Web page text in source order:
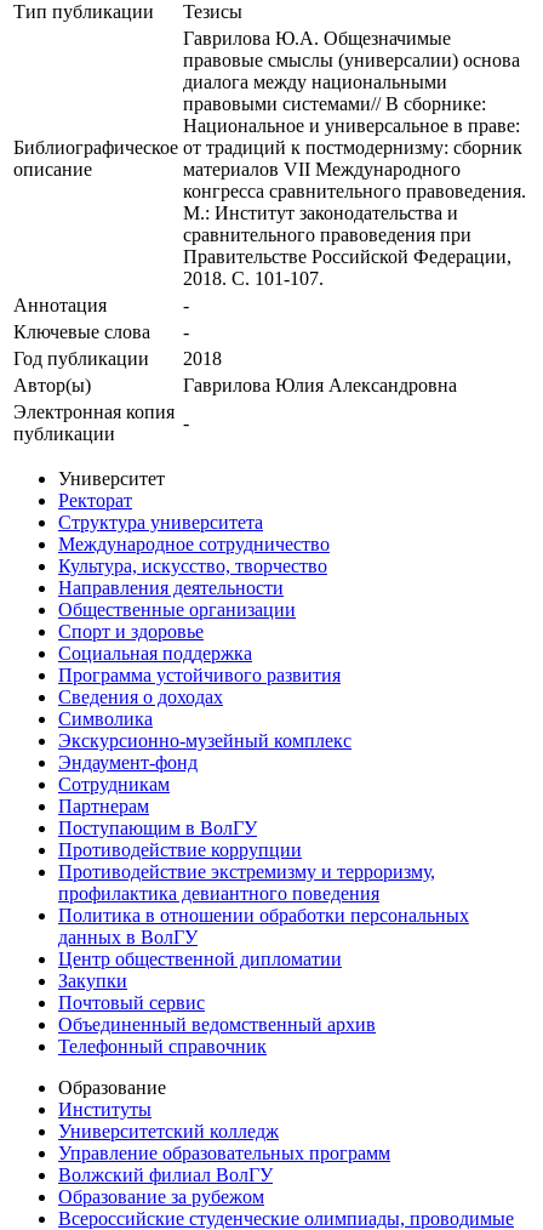
Тип публикации
Тезисы
Библиографическое
описание
Гаврилова Ю.А. Общезначимые
правовые смыслы (универсалии) основа
диалога между национальными
правовыми системами// В сборнике:
Национальное и универсальное в праве:
от традиций к постмодернизму: сборник
материалов VII Международного
конгресса сравнительного правоведения.
М.: Институт законодательства и
сравнительного правоведения при
Правительстве Российской Федерации,
2018. С. 101-107.
Аннотация
-
Ключевые cлова
-
Год публикации
2018
Автор(ы)
Гаврилова Юлия Александровна
Электронная копия
публикации
-
Университет
Ректорат
Структура университета
Международное сотрудничество
Культура, искусство, творчество
Направления деятельности
Общественные организации
Спорт и здоровье
Социальная поддержка
Программа устойчивого развития
Сведения о доходах
Символика
Экскурсионно-музейный комплекс
Эндаумент-фонд
Сотрудникам
Партнерам
Поступающим в ВолГУ
Противодействие коррупции
Противодействие экстремизму и терроризму,
профилактика девиантного поведения
Политика в отношении обработки персональных
данных в ВолГУ
Центр общественной дипломатии
Закупки
Почтовый сервис
Объединенный ведомственный архив
Телефонный справочник
Образование
Институты
Университетский колледж
Управление образовательных программ
Волжский филиал ВолГУ
Образование за рубежом
Всероссийские студенческие олимпиады, проводимые